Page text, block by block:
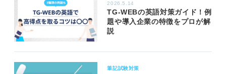
2026.5.14
TG-WEBの英語対策ガイド！例
題や導入企業の特徴をプロが解
説
筆記試験対策